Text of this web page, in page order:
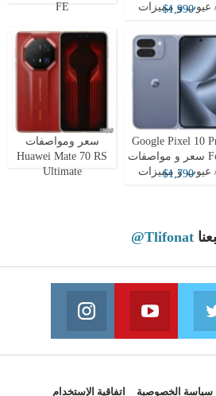
عيوب و مميزات
$1,990
FE
Google Pixel 10
Fold سعر و مواصفات
عيوب و مميزات
$1,790
سعر ومواصفات
Huawei Mate 70 RS
Ultimate
@Tlifonat
Join us on
Twitter
Join us on Twitter
Youtube
Join us on Youtube
سياسة الخصوصية اتفاقية الإستخدام